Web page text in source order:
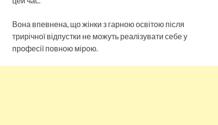
Вона впевнена, що жінки з гарною освітою після
трирічної відпустки не можуть реалізувати себе у
професії повною мірою.